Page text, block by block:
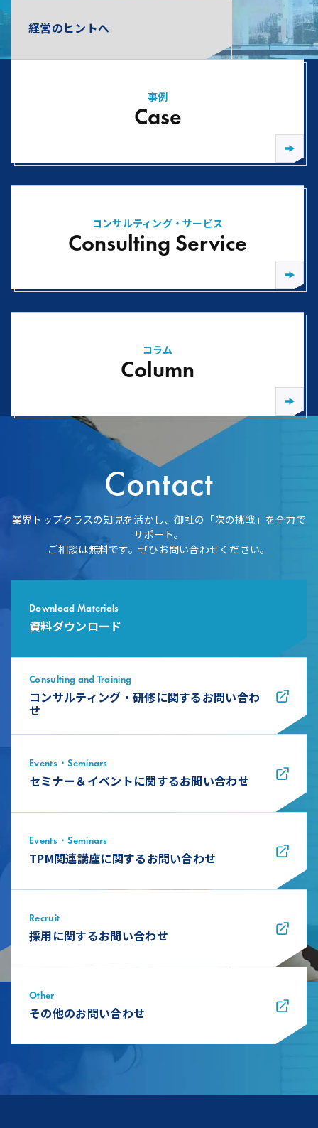
経営のヒントへ
事例
Case
コンサルティング・サービス
Consulting Service
コラム
Column
Contact
業界トップクラスの知見を活かし、御社の「次の挑戦」を全力で
サポート。
ご相談は無料です。ぜひお問い合わせください。
Download Materials
資料ダウンロード
Consulting and Training
コンサルティング・研修に関するお問い合わ
せ
Events・Seminars
セミナー＆イベントに関するお問い合わせ
Events・Seminars
TPM関連講座に関するお問い合わせ
Recruit
採用に関するお問い合わせ
Other
その他のお問い合わせ